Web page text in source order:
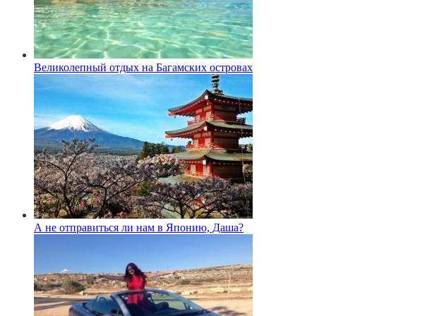
Великолепный отдых на Багамских островах
А не отправиться ли нам в Японию, Даша?